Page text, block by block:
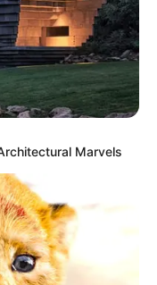
Marvels